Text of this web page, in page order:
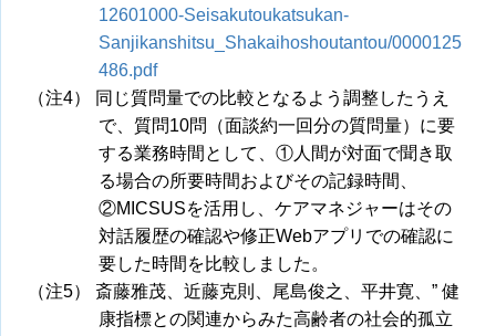
12601000-Seisakutoukatsukan-
Sanjikanshitsu_Shakaihoshoutantou/0000125
486.pdf
（注4） 同じ質問量での比較となるよう調整したうえ
で、質問10問（面談約一回分の質問量）に要
する業務時間として、①人間が対面で聞き取
る場合の所要時間およびその記録時間、
②MICSUSを活用し、ケアマネジャーはその
対話履歴の確認や修正Webアプリでの確認に
要した時間を比較しました。
（注5） 斎藤雅茂、近藤克則、尾島俊之、平井寛、” 健
康指標との関連からみた高齢者の社会的孤立